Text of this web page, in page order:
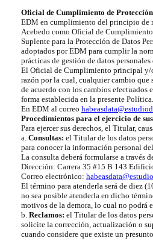
Oficial de Cumplimiento de Protección
EDM en cumplimiento del principio de
Acebedo como Oficial de
Suplente para la Protección de Datos
adoptados por EDM para cumplir la
prácticas de gestión de datos
El Oficial de Cumplimiento principal y/
razón por la cual, cualquier cambio que
de acuerdo con los cambios efectuados
forma establecida en la presente Política.
En EDM al correo
Procedimientos para el ejercicio de
Para ejercer sus derechos, el Titular,
a. Consultas: el Titular de los datos
para conocer la información personal
La consulta deberá formularse a través
Dirección: Carrera 35 #15 B 143
Correo electrónico:
El término para atenderla será de diez
no sea posible atenderla en dicho
motivos de la demora, lo cual no
b. Reclamos: el Titular de los datos
solicite la corrección, actualización o
cuando considere que existe un